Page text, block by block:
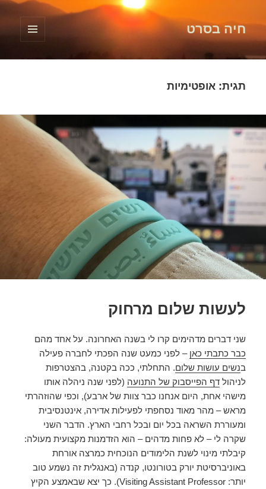
חיה בסרט
תגית:אופטימיות
לעשות שלום מרחוק
שני דברים מדהימים קרו לי בשנה האחרונה. על אחד מהם
כבר כתבתי כאן – לפני כמעט שנה הפכתי לחברה פעילה
בנשים עושות שלום. התחלתי, ככה בקטנה, בהצטרפות
לניהולדף הפייסבוק של התנועה (לפני שנה ניהלה אותו
מישהי אחת, היום אנחנו כבר צוות של ארבע), וכפי שהוזהרתי
מראש – מהר מאוד נסחפתי לפעילות אדירה, אינטנסיבית
ומעוררת השראה בכל יום ובכל רחבי הארץ. הדבר השני
שקרה לי – לא פחות מדהים – הוא הזדמנות מקצועית מעולה:
קיבלתי מינוי לשנת הלימודים הנוכחית כמרצה אורחת
באוניברסיטת יורק בטורונטו, קנדה (באנגלית זה נשמע טוב
יותר: Visiting Assistant Professor). כך יצא שבאמצע הקיץ